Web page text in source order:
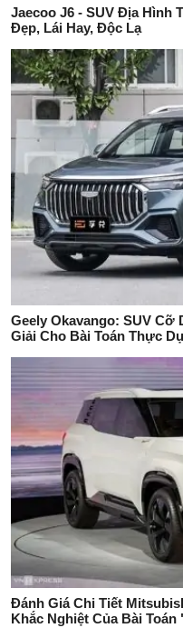
Jaecoo J6 - SUV Địa Hình
Đẹp, Lái Hay, Độc Lạ
Geely Okavango: SUV Cỡ
Giải Cho Bài Toán Thực
Đánh Giá Chi Tiết
Khắc Nghiệt Của Bài